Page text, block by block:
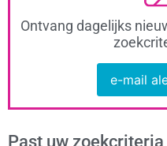
Ontvang dagelijks
e-mail
Past uw zoekcriteria